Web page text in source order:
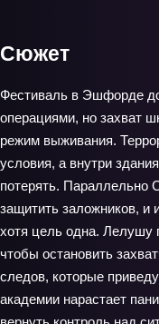
Сюжет
Фестиваль в Эшфорде
операциями, но захват
режим выживания.
условия, а внутри
потерять. Параллельно
защитить заложников, и
хотя цель одна. Лелушу
чтобы остановить
следов, которые
академии нарастает